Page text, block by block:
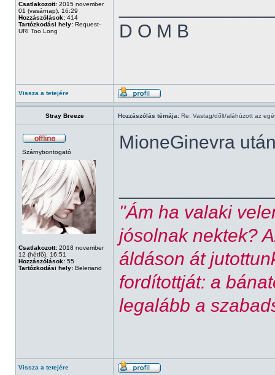
Csatlakozott: 2015 november
01 (vasárnap), 16:29
Hozzászólások: 414
Tartózkodási hely: Request-
URI Too Long
D O M B
Vissza a tetejére
Stray Breeze Hozzászólás témája: Re: Vastag/dőlt/aláhúzott az
Szárnybontogató
Csatlakozott: 2018 november
12 (hétfő), 16:51
Hozzászólások: 55
Tartózkodási hely: Beleriand
MioneGinevra
"Ám ha valaki
jósolnak nektek?
áldáson át
fordítottját: a
legalább a
Vissza a tetejére